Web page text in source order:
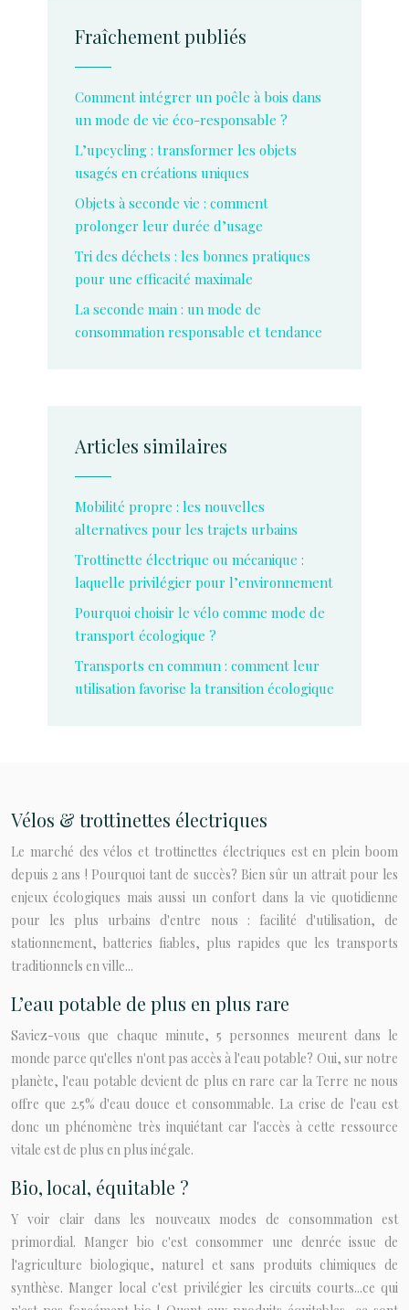
Fraîchement publiés
Comment intégrer un poêle à bois dans
un mode de vie éco-responsable ?
L’upcycling : transformer les objets
usagés en créations uniques
Objets à seconde vie : comment
prolonger leur durée d’usage
Tri des déchets : les bonnes pratiques
pour une efficacité maximale
La seconde main : un mode de
consommation responsable et tendance
Articles similaires
Mobilité propre : les nouvelles
alternatives pour les trajets urbains
Trottinette électrique ou mécanique :
laquelle privilégier pour l’environnement
Pourquoi choisir le vélo comme mode de
transport écologique ?
Transports en commun : comment leur
utilisation favorise la transition écologique
Vélos & trottinettes électriques
Le marché des vélos et trottinettes électriques est en plein boom
depuis 2 ans ! Pourquoi tant de succès? Bien sûr un attrait pour les
enjeux écologiques mais aussi un confort dans la vie quotidienne
pour les plus urbains d'entre nous : facilité d'utilisation, de
stationnement, batteries fiables, plus rapides que les transports
traditionnels en ville...
L’eau potable de plus en plus rare
Saviez-vous que chaque minute, 5 personnes meurent dans le
monde parce qu'elles n'ont pas accès à l'eau potable? Oui, sur notre
planète, l'eau potable devient de plus en rare car la Terre ne nous
offre que 2.5% d'eau douce et consommable. La crise de l'eau est
donc un phénomène très inquiétant car l'accès à cette ressource
vitale est de plus en plus inégale.
Bio, local, équitable ?
Y voir clair dans les nouveaux modes de consommation est
primordial. Manger bio c'est consommer une denrée issue de
l'agriculture biologique, naturel et sans produits chimiques de
synthèse. Manger local c'est privilégier les circuits courts...ce qui